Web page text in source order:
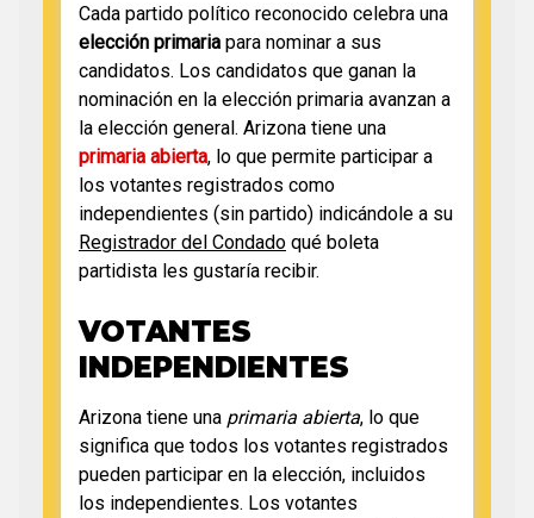
Cada partido político reconocido celebra una
elección primaria para nominar a sus
candidatos. Los candidatos que ganan la
nominación en la elección primaria avanzan a
la elección general. Arizona tiene una
primaria abierta, lo que permite participar a
los votantes registrados como
independientes (sin partido) indicándole a su
Registrador del Condado qué boleta
partidista les gustaría recibir.
VOTANTES
INDEPENDIENTES
Arizona tiene una primaria abierta, lo que
significa que todos los votantes registrados
pueden participar en la elección, incluidos
los independientes. Los votantes